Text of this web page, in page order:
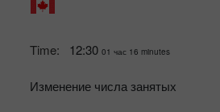
Time: 12:30 01 час 16 minutes
Изменение числа занятых